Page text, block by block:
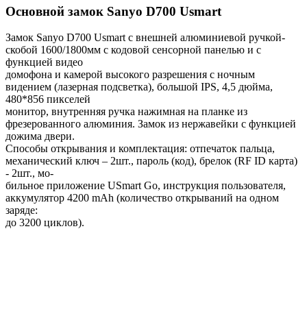
Основной замок Sanyo D700 Usmart
Замок Sanyo D700 Usmart с внешней алюминиевой ручкой-
скобой 1600/1800мм с кодовой сенсорной панелью и с
функцией видео
домофона и камерой высокого разрешения с ночным
видением (лазерная подсветка), большой IPS, 4,5 дюйма,
480*856 пикселей
монитор, внутренняя ручка нажимная на планке из
фрезерованного алюминия. Замок из нержавейки с функцией
дожима двери.
Способы открывания и комплектация: отпечаток пальца,
механический ключ – 2шт., пароль (код), брелок (RF ID карта)
- 2шт., мо-
бильное приложение USmart Go, инструкция пользователя,
аккумулятор 4200 mAh (количество открываний на одном
заряде:
до 3200 циклов).